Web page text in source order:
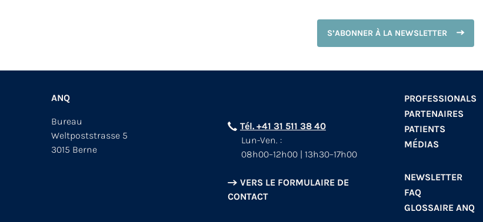
S’ABONNER À LA NEWSLETTER
ANQ
Bureau
Weltpoststrasse 5
3015 Berne
Tél. +41 31 511 38 40
Lun-Ven. :
08h00–12h00 | 13h30–17h00
VERS LE FORMULAIRE DE
CONTACT
PROFESSIONALS
PARTENAIRES
PATIENTS
MÉDIAS
NEWSLETTER
FAQ
GLOSSAIRE ANQ